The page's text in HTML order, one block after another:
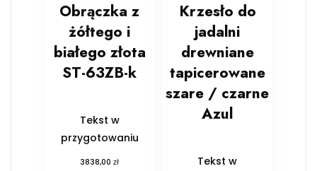
Obrączka z
żółtego i
białego złota
ST-63ZB-k
Tekst w
przygotowaniu
3838,00zł
Krzesło do
jadalni
drewniane
tapicerowane
szare / czarne
Azul
Tekst w